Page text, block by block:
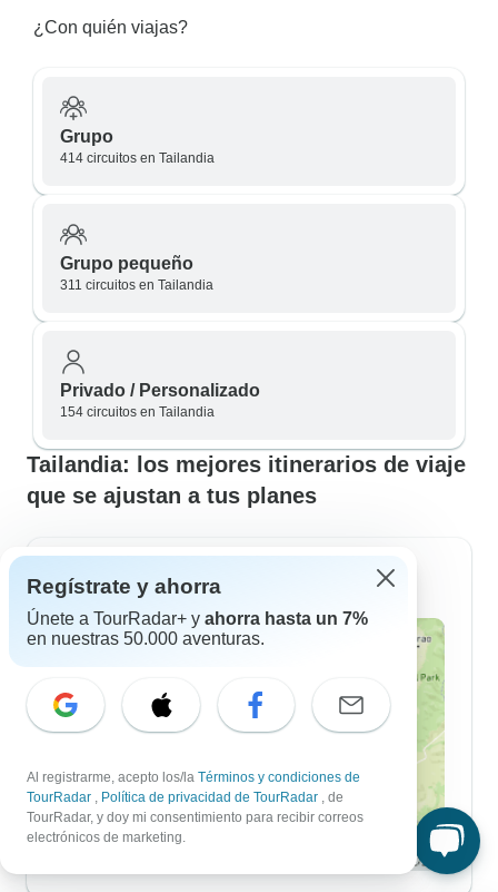
¿Con quién viajas?
Grupo
414 circuitos en Tailandia
Grupo pequeño
311 circuitos en Tailandia
Privado / Personalizado
154 circuitos en Tailandia
Tailandia: los mejores itinerarios de viaje
que se ajustan a tus planes
Itinerarios de 7 Días
Regístrate y ahorra
Únete a TourRadar+ y ahorra hasta un 7%
en nuestras 50.000 aventuras.
Al registrarme, acepto los/la Términos y condiciones de
TourRadar , Política de privacidad de TourRadar , de
TourRadar, y doy mi consentimiento para recibir correos
electrónicos de marketing.